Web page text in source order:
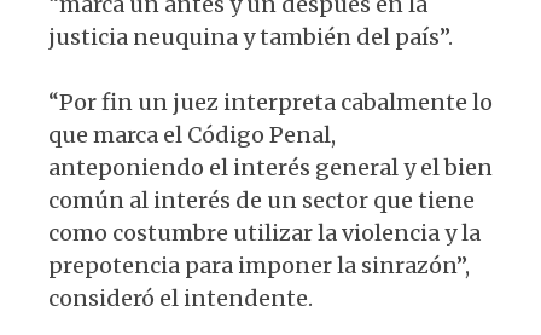
justicia neuquina y también del país”.
“Por fin un juez interpreta cabalmente lo
que marca el Código Penal,
anteponiendo el interés general y el bien
común al interés de un sector que tiene
como costumbre utilizar la violencia y la
prepotencia para imponer la sinrazón”,
consideró el intendente.